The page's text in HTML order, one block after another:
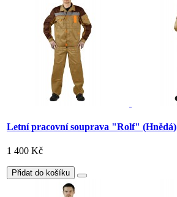
Letní pracovní souprava "Rolf" (Hnědá)
1 400 Kč
Přidat do košíku